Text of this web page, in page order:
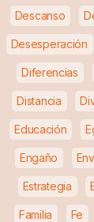
Descanso
Desesperación
Diferencias
Distancia
Educación
Engaño
Estrategia
Familia Fe